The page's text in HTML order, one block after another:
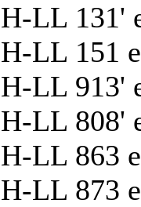
H-LL 131'
H-LL 151
H-LL 913'
H-LL 808'
H-LL 863
H-LL 873